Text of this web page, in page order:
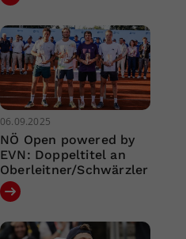
06.09.2025
NÖ Open powered by
EVN: Doppeltitel an
Oberleitner/Schwärzler